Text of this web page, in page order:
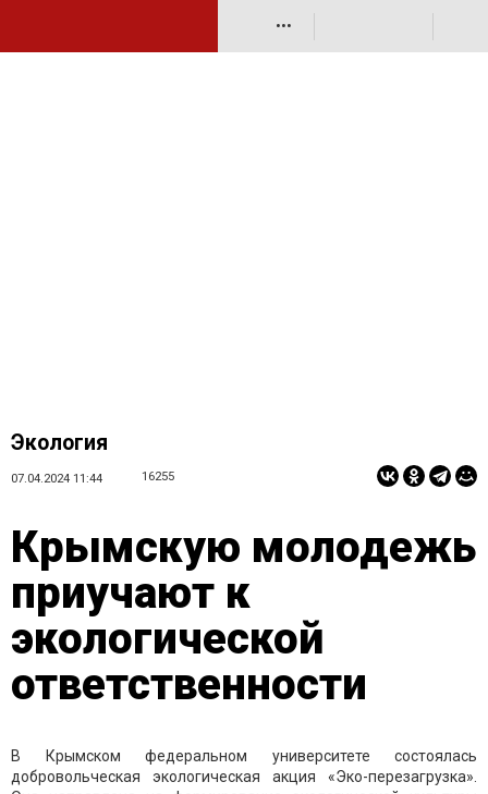
•••
Экология
07.04.2024 11:44 16255
Крымскую молодежь
приучают к
экологической
ответственности
В Крымском федеральном университете состоялась
добровольческая экологическая акция «Эко-перезагрузка».